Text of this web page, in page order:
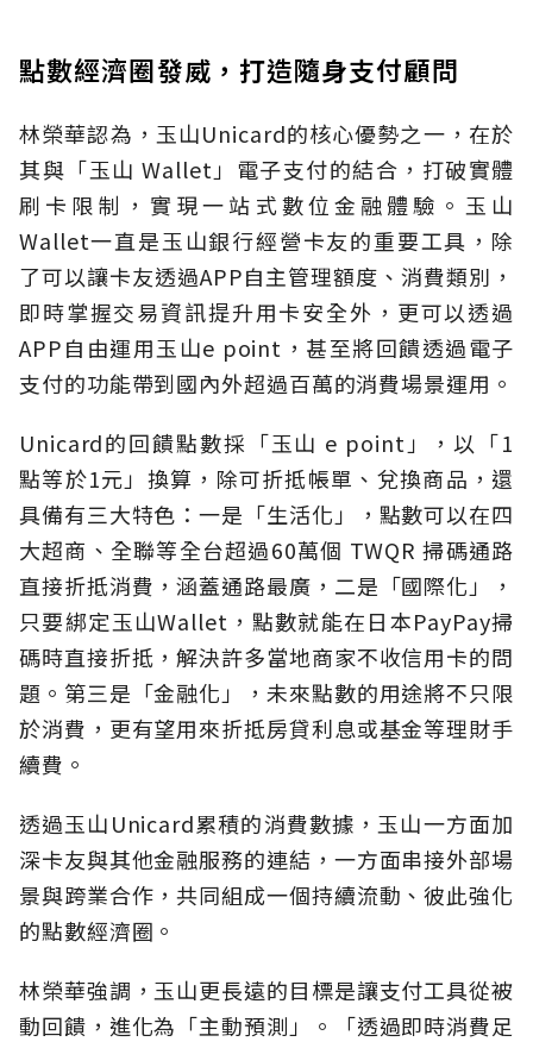
點數經濟圈發威，打造隨身支付顧問
林榮華認為，玉山Unicard的核心優勢之一，在於
其與「玉山 Wallet」電子支付的結合，打破實體
刷卡限制，實現一站式數位金融體驗。玉山
Wallet一直是玉山銀行經營卡友的重要工具，除
了可以讓卡友透過APP自主管理額度、消費類別，
即時掌握交易資訊提升用卡安全外，更可以透過
APP自由運用玉山e point，甚至將回饋透過電子
支付的功能帶到國內外超過百萬的消費場景運用。
Unicard的回饋點數採「玉山 e point」，以「1
點等於1元」換算，除可折抵帳單、兌換商品，還
具備有三大特色：一是「生活化」，點數可以在四
大超商、全聯等全台超過60萬個 TWQR 掃碼通路
直接折抵消費，涵蓋通路最廣，二是「國際化」，
只要綁定玉山Wallet，點數就能在日本PayPay掃
碼時直接折抵，解決許多當地商家不收信用卡的問
題。第三是「金融化」，未來點數的用途將不只限
於消費，更有望用來折抵房貸利息或基金等理財手
續費。
透過玉山Unicard累積的消費數據，玉山一方面加
深卡友與其他金融服務的連結，一方面串接外部場
景與跨業合作，共同組成一個持續流動、彼此強化
的點數經濟圈。
林榮華強調，玉山更長遠的目標是讓支付工具從被
動回饋，進化為「主動預測」。「透過即時消費足